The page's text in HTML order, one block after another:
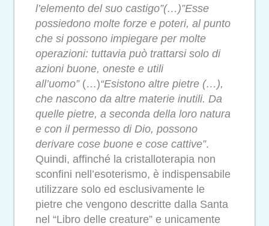
l’elemento del suo castigo”(…)”Esse
possiedono molte forze e poteri, al punto
che si possono impiegare per molte
operazioni: tuttavia può trattarsi solo di
azioni buone, oneste e utili
all’uomo”(…)“Esistono altre pietre (…),
che nascono da altre materie inutili. Da
quelle pietre, a seconda della loro natura
e con il permesso di Dio, possono
derivare cose buone e cose cattive”.
Quindi, affinché la cristalloterapia non
sconfini nell’esoterismo, è indispensabile
utilizzare solo ed esclusivamente le
pietre che vengono descritte dalla Santa
nel “Libro delle creature” e unicamente